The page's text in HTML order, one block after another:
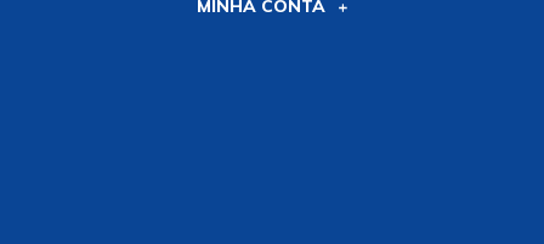
MINHA CONTA